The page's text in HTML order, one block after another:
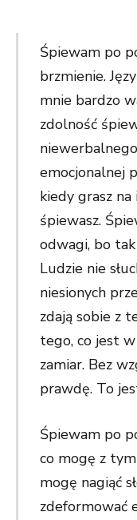
Śpiewam po
brzmienie.
mnie bardzo
zdolność
emocjonalnej
kiedy grasz
śpiewasz.
odwagi, bo
Ludzie nie
niesionych
zdają sobie z
tego, co jest w
zamiar. Bez
prawdę. To
Śpiewam po
co mogę z
mogę nagiąć
zdeformować